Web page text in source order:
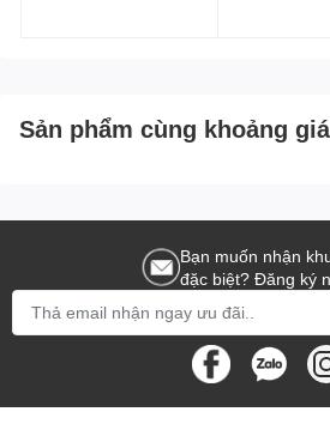
Sản phẩm cùng khoảng giá
Bạn muốn nhận
đặc biệt? Đăng ký